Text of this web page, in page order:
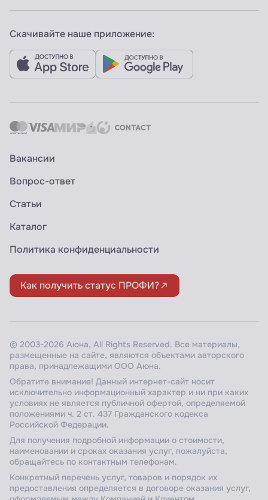
Скачивайте наше приложение:
Вакансии
Вопрос-ответ
Статьи
Каталог
Политика конфиденциальности
Как получить статус ПРОФИ?
© 2003-2026 Аюна, All Rights Reserved. Все материалы,
размещенные на сайте, являются объектами авторского
права, принадлежащими ООО Аюна.
Обратите внимание! Данный интернет-сайт носит
исключительно информационный характер и ни при каких
условиях не является публичной офертой, определяемой
положениями ч. 2 ст. 437 Гражданского кодекса
Российской Федерации.
Для получения подробной информации о стоимости,
наименовании и сроках оказания услуг, пожалуйста,
обращайтесь по контактным телефонам.
Конкретный перечень услуг, товаров и порядок их
предоставления определяется в договоре оказания услуг,